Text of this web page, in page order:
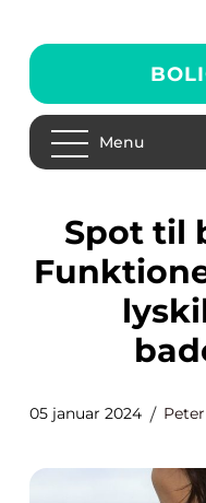
Menu
Spot til badeværelse:
05 januar 2024